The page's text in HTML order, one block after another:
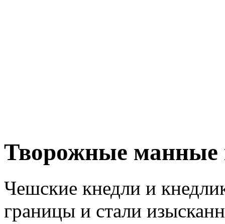
Творожные манные
Чешские кнедли и
границы и стали